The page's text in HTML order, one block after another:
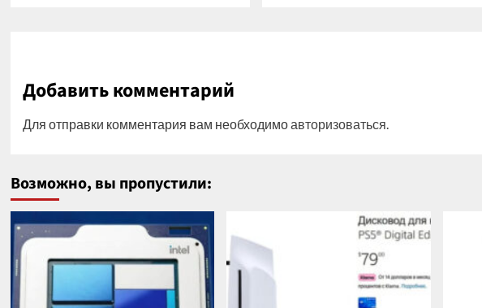
Добавить комментарий
Для отправки комментария вам необходимоавторизоваться.
Возможно, вы пропустили: